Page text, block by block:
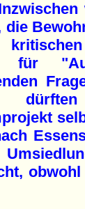
die
für